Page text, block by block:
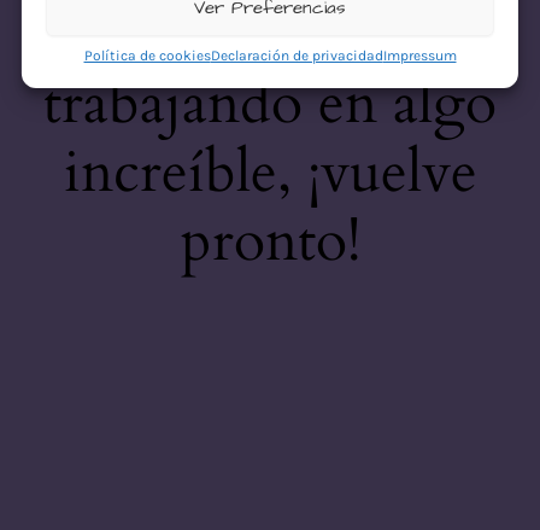
Ver Preferencias
Política de cookiesDeclaración de privacidadImpressum
desastre! Estamos
trabajando en algo
increíble, ¡vuelve
pronto!